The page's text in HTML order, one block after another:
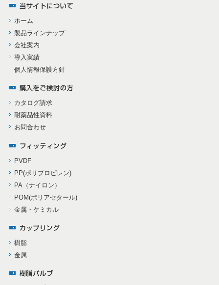
ホーム
製品ラインナップ
会社案内
導入実績
個人情報保護方針
カタログ請求
耐薬品性資料
お問合わせ
PVDF
PP(ポリプロピレン)
PA（ナイロン）
POM(ポリアセタール)
金属・ケミカル
樹脂
金属